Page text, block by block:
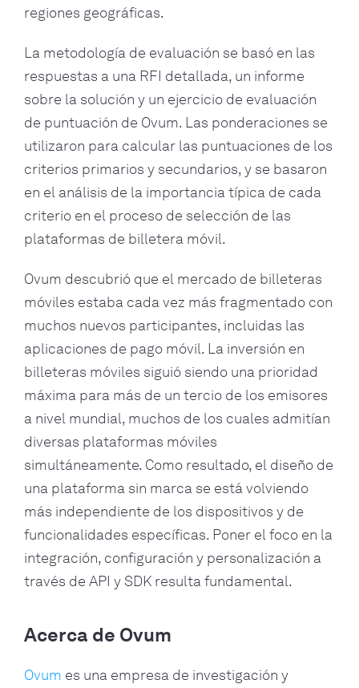
regiones geográficas.
La metodología de evaluación se basó en las
respuestas a una RFI detallada, un informe
sobre la solución y un ejercicio de evaluación
de puntuación de Ovum. Las ponderaciones se
utilizaron para calcular las puntuaciones de los
criterios primarios y secundarios, y se basaron
en el análisis de la importancia típica de cada
criterio en el proceso de selección de las
plataformas de billetera móvil.
Ovum descubrió que el mercado de billeteras
móviles estaba cada vez más fragmentado con
muchos nuevos participantes, incluidas las
aplicaciones de pago móvil. La inversión en
billeteras móviles siguió siendo una prioridad
máxima para más de un tercio de los emisores
a nivel mundial, muchos de los cuales admitían
diversas plataformas móviles
simultáneamente. Como resultado, el diseño de
una plataforma sin marca se está volviendo
más independiente de los dispositivos y de
funcionalidades específicas. Poner el foco en la
integración, configuración y personalización a
través de API y SDK resulta fundamental.
Acerca de Ovum
Ovum es una empresa de investigación y